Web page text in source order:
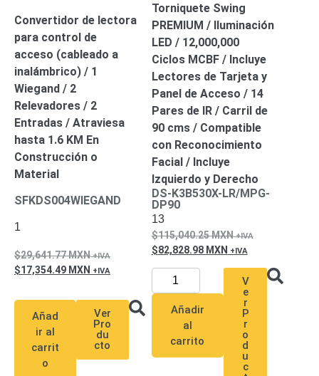
de
Alimentación
de
Alimentación
con
Respaldo Inyectores
PoEPDUPlantas
de
EnergíaPoE
de Largo
AlcanceUPS
Completos
IP
de 4
Canales
TurboHD
de 8
Canales
Convertidor de lectora
para control de
acceso (cableado a
inalámbrico) / 1
Wiegand / 2
Relevadores / 2
Entradas / Atraviesa
hasta 1.6 KM En
Construcción o
Material
SFKDS004WIEGAND
1
29,641.77MXN
17,354.49 MXN
Añad
ir al
carrit
o
Ver
Pro
du
cto
Torniquete Swing
PREMIUM / Iluminación
LED / 12,000,000
Ciclos MCBF / Incluye
Lectores de Tarjeta y
Panel de Acceso / 14
Pares de IR / Carril de
90 cms / Compatible
con Reconocimiento
Facial / Incluye
Izquierdo y Derecho
DS-K3B530X-LR/MPG-
DP90
13
115,040.25MXN
82,828.98 MXN
Añadir
al
carrito
V
e
r
P
r
o
d
u
c